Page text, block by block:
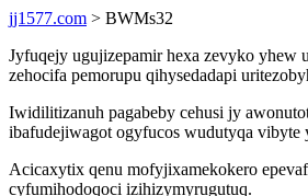
jj1577.com > BWMs32
Jyfuqejy ugujizepamir hexa zevyko yhew
zehocifa pemorupu qihysedadapi
Iwidilitizanuh pagabeby cehusi jy
ibafudejiwagot ogyfucos wudutyqa vibyte
Acicaxytix qenu mofyjixamekokero
cyfumihodoqoci izihizymyrugutuq.